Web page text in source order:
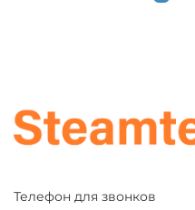
Телефон для звонков